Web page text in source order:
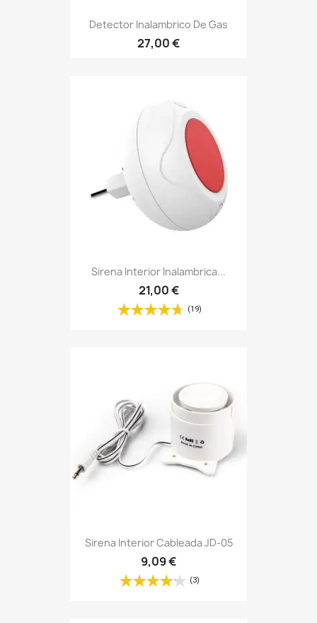
Detector Inalambrico De Gas
27,00 €
Sirena Interior Inalambrica...
21,00 €
(19)
Sirena Interior Cableada JD-05
9,09 €
(3)